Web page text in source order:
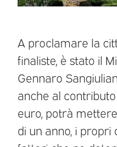
A proclamare la
finaliste, è stato il
Gennaro
anche al
euro, potrà
di un anno, i